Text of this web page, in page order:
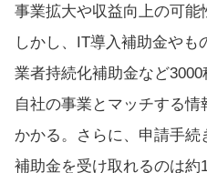
事業拡大や収益向上の可能
しかし、IT導入補助金や
業者持続化補助金など3000
自社の事業とマッチする
かかる。さらに、申請手
補助金を受け取れるのは約